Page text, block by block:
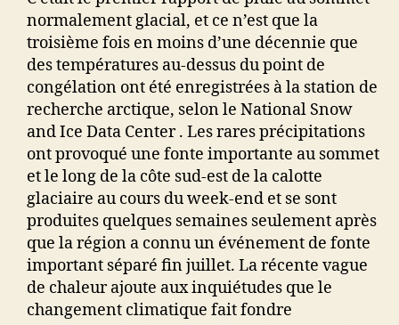
normalement glacial, et ce n’est que la
troisième fois en moins d’une décennie que
des températures au-dessus du point de
congélation ont été enregistrées à la station de
recherche arctique, selon le National Snow
and Ice Data Center . Les rares précipitations
ont provoqué une fonte importante au sommet
et le long de la côte sud-est de la calotte
glaciaire au cours du week-end et se sont
produites quelques semaines seulement après
que la région a connu un événement de fonte
important séparé fin juillet. La récente vague
de chaleur ajoute aux inquiétudes que le
changement climatique fait fondre